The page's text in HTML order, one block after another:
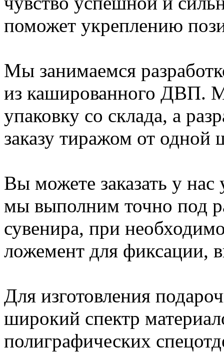
поможет укреплению
Мы занимаемся
из кашированного ДВП.
упаковку со склада, а
заказу тиражом от одной
Вы можете заказать у
мы выполним точно под
сувенира, при
ложемент для фиксации,
Для изготовления
широкий спектр
полиграфических